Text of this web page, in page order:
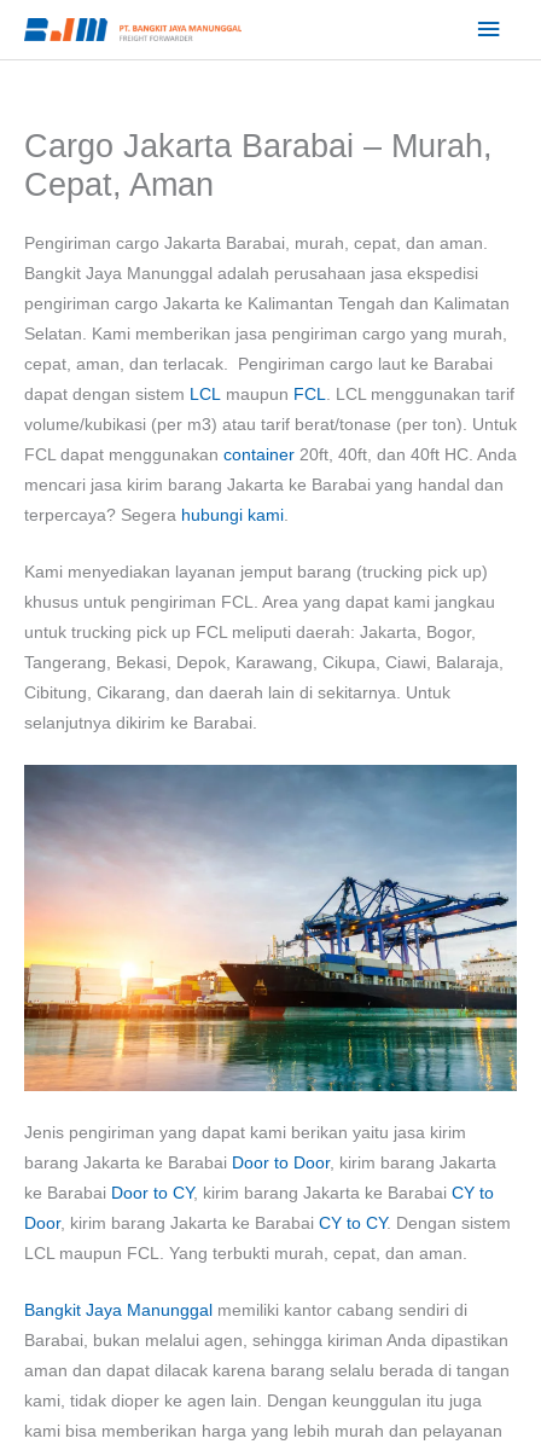
Lewati
Cargo Jakarta Barabai – Murah,
Cepat, Aman
Pengiriman cargo Jakarta Barabai, murah, cepat, dan aman.
Bangkit Jaya Manunggal adalah perusahaan jasa ekspedisi
pengiriman cargo Jakarta ke Kalimantan Tengah dan Kalimatan
Selatan. Kami memberikan jasa pengiriman cargo yang murah,
cepat, aman, dan terlacak. Pengiriman cargo laut ke Barabai
dapat dengan sistem LCL maupun FCL. LCL menggunakan tarif
volume/kubikasi (per m3) atau tarif berat/tonase (per ton). Untuk
FCL dapat menggunakan container 20ft, 40ft, dan 40ft HC. Anda
mencari jasa kirim barang Jakarta ke Barabai yang handal dan
terpercaya? Segera hubungi kami.
Kami menyediakan layanan jemput barang (trucking pick up)
khusus untuk pengiriman FCL. Area yang dapat kami jangkau
untuk trucking pick up FCL meliputi daerah: Jakarta, Bogor,
Tangerang, Bekasi, Depok, Karawang, Cikupa, Ciawi, Balaraja,
Cibitung, Cikarang, dan daerah lain di sekitarnya. Untuk
selanjutnya dikirim ke Barabai.
Jenis pengiriman yang dapat kami berikan yaitu jasa kirim
barang Jakarta ke Barabai Door to Door, kirim barang Jakarta
ke Barabai Door to CY, kirim barang Jakarta ke Barabai CY to
Door, kirim barang Jakarta ke Barabai CY to CY. Dengan sistem
LCL maupun FCL. Yang terbukti murah, cepat, dan aman.
Bangkit Jaya Manunggal memiliki kantor cabang sendiri di
Barabai, bukan melalui agen, sehingga kiriman Anda dipastikan
aman dan dapat dilacak karena barang selalu berada di tangan
kami, tidak dioper ke agen lain. Dengan keunggulan itu juga
kami bisa memberikan harga yang lebih murah dan pelayanan